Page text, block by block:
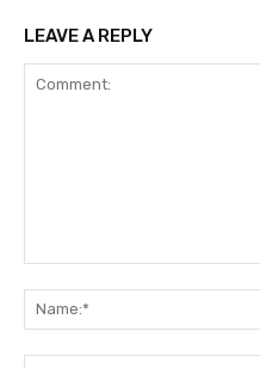
LEAVE A REPLY